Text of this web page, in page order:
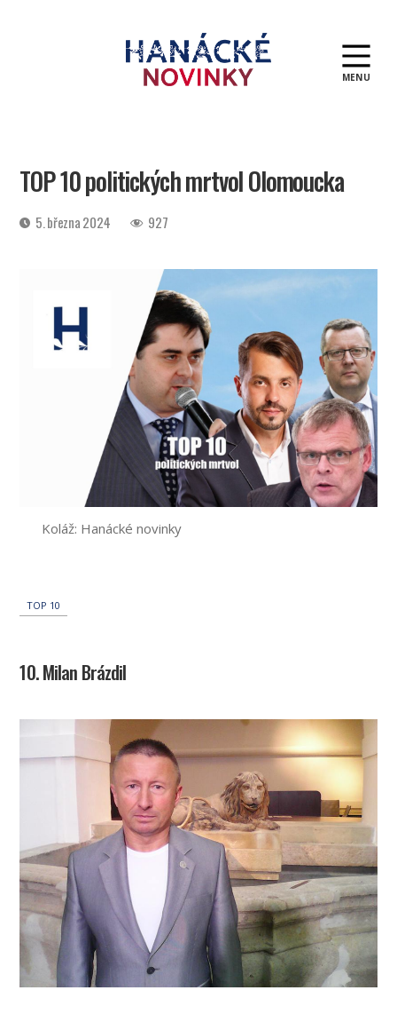
MENU
TOP 10 politických mrtvol Olomoucka
Datum5. března 2024 927
Koláž: Hanácké novinky
TOP 10
10. Milan Brázdil